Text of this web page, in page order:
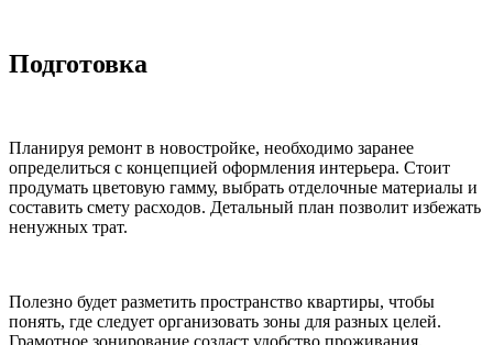
Подготовка
Планируя ремонт в новостройке, необходимо заранее
определиться с концепцией оформления интерьера. Стоит
продумать цветовую гамму, выбрать отделочные материалы и
составить смету расходов. Детальный план позволит избежать
ненужных трат.
Полезно будет разметить пространство квартиры, чтобы
понять, где следует организовать зоны для разных целей.
Грамотное зонирование создаст удобство проживания.